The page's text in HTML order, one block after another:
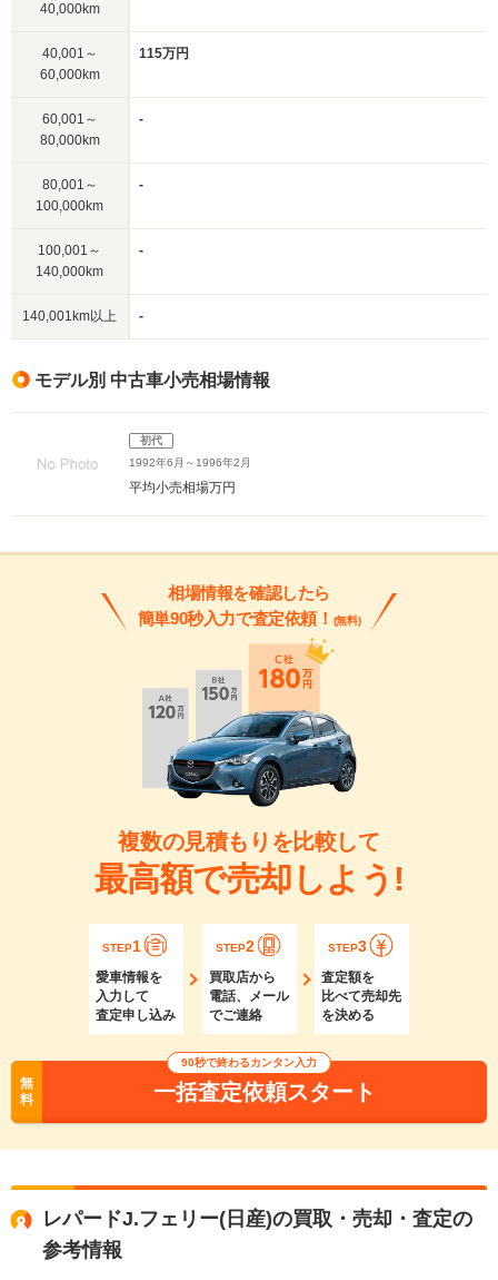
40,000km
40,001～
60,000km
115万円
60,001～
80,000km
-
80,001～
100,000km
-
100,001～
140,000km
-
140,001km以上 -
モデル別 中古車小売相場情報
初代
1992年6月～1996年2月
平均小売相場万円
相場情報を確認したら
簡単90秒入力で査定依頼！ (無料)
複数の見積もりを比較して
最高額で売却しよう!
STEP1
愛車情報を
入力して
査定申し込み
STEP2
買取店から
電話、メール
でご連絡
STEP3
査定額を
比べて売却先
を決める
無
料
90秒で終わるカンタン入力
一括査定依頼スタート
レパードJ.フェリー(日産)の買取・売却・査定の
参考情報